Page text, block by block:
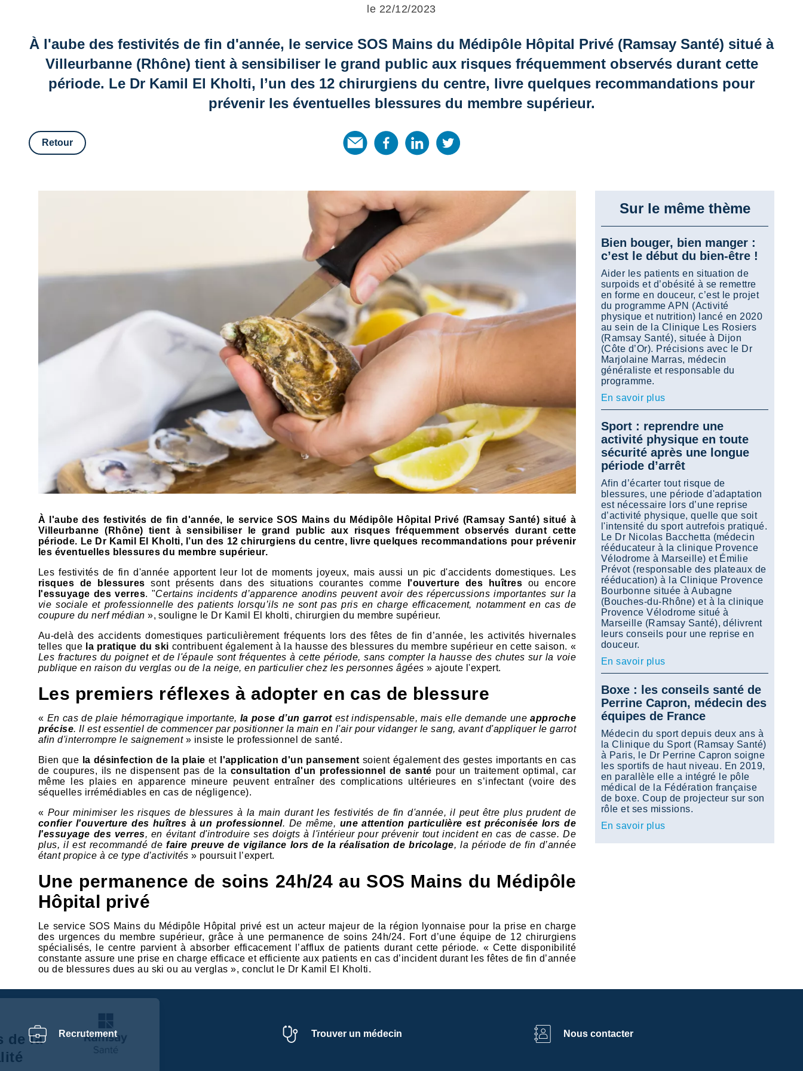
le 22/12/2023
À l'aube des festivités de fin d'année, le service SOS Mains du Médipôle Hôpital Privé (Ramsay Santé) situé à
Villeurbanne (Rhône) tient à sensibiliser le grand public aux risques fréquemment observés durant cette
période. Le Dr Kamil El Kholti, l’un des 12 chirurgiens du centre, livre quelques recommandations pour
prévenir les éventuelles blessures du membre supérieur.
Retour
À l'aube des festivités de fin d'année, le service SOS Mains du Médipôle Hôpital Privé (Ramsay Santé) situé à
Villeurbanne (Rhône) tient à sensibiliser le grand public aux risques fréquemment observés durant cette
période. Le Dr Kamil El Kholti, l’un des 12 chirurgiens du centre, livre quelques recommandations pour prévenir
les éventuelles blessures du membre supérieur.
Les festivités de fin d'année apportent leur lot de moments joyeux, mais aussi un pic d'accidents domestiques. Les
risques de blessures sont présents dans des situations courantes comme l'ouverture des huîtres ou encore
l'essuyage des verres. "Certains incidents d’apparence anodins peuvent avoir des répercussions importantes sur la
vie sociale et professionnelle des patients lorsqu’ils ne sont pas pris en charge efficacement, notamment en cas de
coupure du nerf médian », souligne le Dr Kamil El kholti, chirurgien du membre supérieur.
Au-delà des accidents domestiques particulièrement fréquents lors des fêtes de fin d’année, les activités hivernales
telles que la pratique du ski contribuent également à la hausse des blessures du membre supérieur en cette saison. «
Les fractures du poignet et de l'épaule sont fréquentes à cette période, sans compter la hausse des chutes sur la voie
publique en raison du verglas ou de la neige, en particulier chez les personnes âgées » ajoute l'expert.
Les premiers réflexes à adopter en cas de blessure
« En cas de plaie hémorragique importante, la pose d’un garrotest indispensable, mais elle demande uneapproche
précise. Il est essentiel de commencer par positionner la main en l'air pour vidanger le sang, avant d'appliquer le garrot
afin d'interrompre le saignement» insiste le professionnel de santé.
Bien que la désinfection de la plaie et l'application d'un pansement soient également des gestes importants en cas
de coupures, ils ne dispensent pas de la consultation d'un professionnel de santé pour un traitement optimal, car
même les plaies en apparence mineure peuvent entraîner des complications ultérieures en s’infectant (voire des
séquelles irrémédiables en cas de négligence).
« Pour minimiser les risques de blessures à la main durant les festivités de fin d'année, il peut être plus prudent de
confier l'ouverture des huîtres à un professionnel. De même, une attention particulière est préconisée lors de
l'essuyage des verres, en évitant d'introduire ses doigts à l'intérieur pour prévenir tout incident en cas de casse. De
plus, il est recommandé defaire preuve de vigilance lors de la réalisation de bricolage, la période de fin d’année
étant propice à ce type d’activités » poursuit l’expert.
Une permanence de soins 24h/24 au SOS Mains du Médipôle
Hôpital privé
Le service SOS Mains du Médipôle Hôpital privé est un acteur majeur de la région lyonnaise pour la prise en charge
des urgences du membre supérieur, grâce à une permanence de soins 24h/24. Fort d’une équipe de 12 chirurgiens
spécialisés, le centre parvient à absorber efficacement l’afflux de patients durant cette période. « Cette disponibilité
constante assure une prise en charge efficace et efficiente aux patients en cas d’incident durant les fêtes de fin d’année
ou de blessures dues au ski ou au verglas », conclut le Dr Kamil El Kholti.
Sur le même thème
Bien bouger, bien manger :
c’est le début du bien-être !
Aider les patients en situation de
surpoids et d’obésité à se remettre
en forme en douceur, c’est le projet
du programme APN (Activité
physique et nutrition) lancé en 2020
au sein de la Clinique Les Rosiers
(Ramsay Santé), située à Dijon
(Côte d’Or). Précisions avec le Dr
Marjolaine Marras, médecin
généraliste et responsable du
programme.
En savoir plus
Sport : reprendre une
activité physique en toute
sécurité après une longue
période d’arrêt
Afin d’écarter tout risque de
blessures, une période d'adaptation
est nécessaire lors d’une reprise
d’activité physique, quelle que soit
l'intensité du sport autrefois pratiqué.
Le Dr Nicolas Bacchetta (médecin
rééducateur à la clinique Provence
Vélodrome à Marseille) et Émilie
Prévot (responsable des plateaux de
rééducation) à la Clinique Provence
Bourbonne située à Aubagne
(Bouches-du-Rhône) et à la clinique
Provence Vélodrome situé à
Marseille (Ramsay Santé), délivrent
leurs conseils pour une reprise en
douceur.
En savoir plus
Boxe : les conseils santé de
Perrine Capron, médecin des
équipes de France
Médecin du sport depuis deux ans à
la Clinique du Sport (Ramsay Santé)
à Paris, le Dr Perrine Capron soigne
les sportifs de haut niveau. En 2019,
en parallèle elle a intégré le pôle
médical de la Fédération française
de boxe. Coup de projecteur sur son
rôle et ses missions.
En savoir plus
Recrutement Trouver un médecin Nous contacter
Centre de
préférences de la
confidentialité